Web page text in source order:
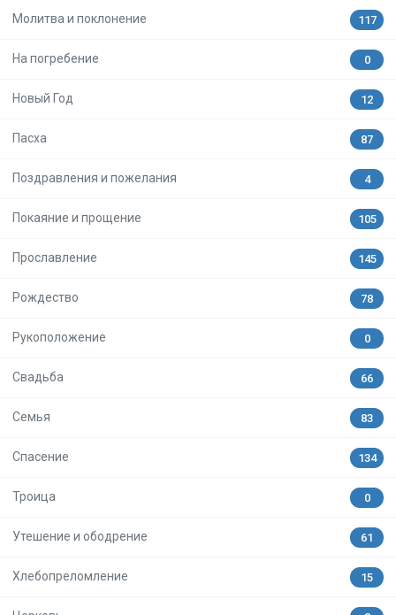
Молитва и поклонение 117
На погребение 0
Новый Год 12
Пасха 87
Поздравления и пожелания 4
Покаяние и прощение 105
Прославление 145
Рождество 78
Рукоположение 0
Свадьба 66
Семья 83
Спасение 134
Троица 0
Утешение и ободрение 61
Хлебопреломление 15